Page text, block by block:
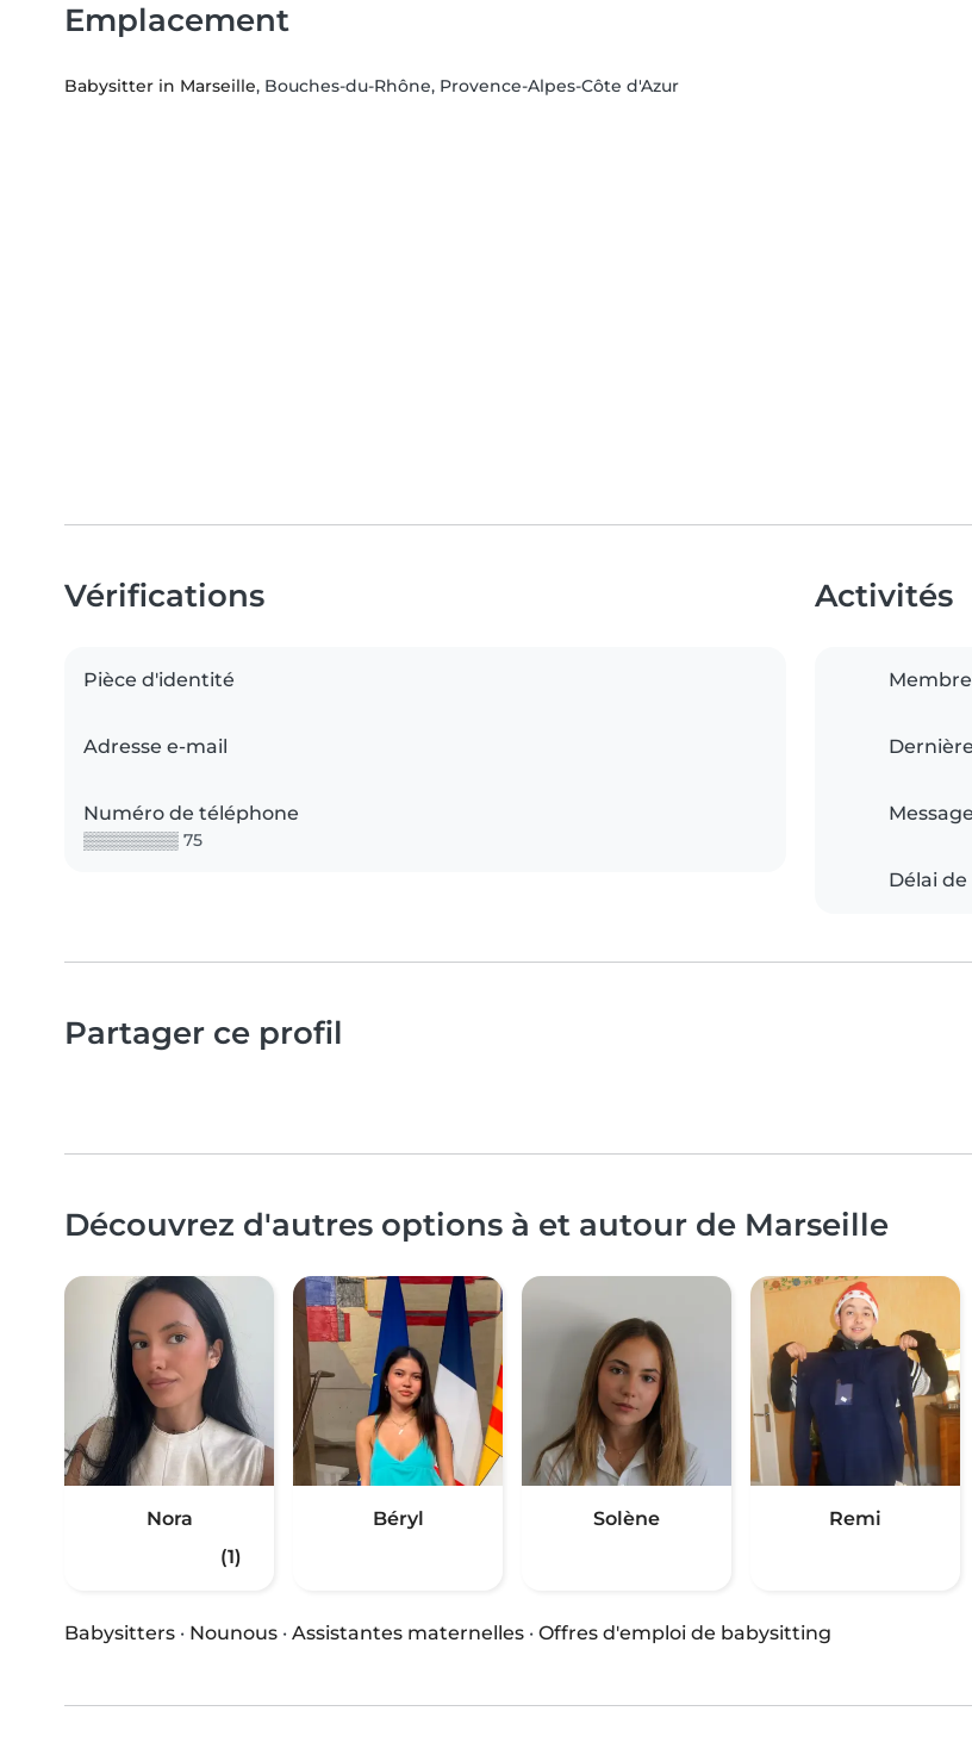
Emplacement
Babysitter in Marseille, Bouches-du-Rhône, Provence-Alpes-Côte d'Azur
Vérifications
Pièce d'identité
Adresse e-mail
Numéro de téléphone
▒▒▒▒▒▒▒▒ 75
Activités
Délai
Partager ce profil
Découvrez d'autres options à et autour de Marseille
Nora
(1)
Béryl Solène Remi
Babysitters · Nounous · Assistantes maternelles · Offres d'emploi de babysitting